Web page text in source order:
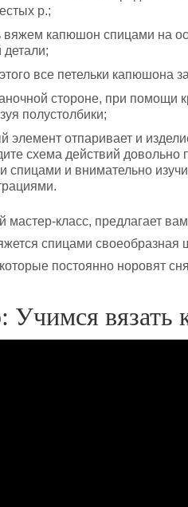
р.;
вяжем капюшон спицами на
детали;
все петельки капюшона
стороне, при помощи
полустолбики;
элемент отпаривает и
схема действий
спицами и внимательно
класс, предлагает
спицами
постоянно норовят
Учимся